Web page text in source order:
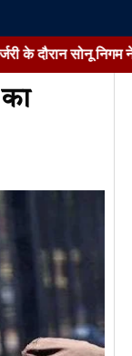
निगम ने गाना
निगम ने गाना
से शेयर किया